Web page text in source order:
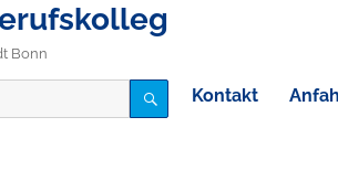
Bonn
Kontakt